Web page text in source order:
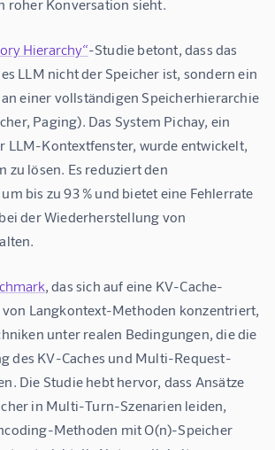
roher Konversation sieht.
Hierarchy“-Studie betont, dass das
LLM nicht der Speicher ist, sondern ein
an einer vollständigen Speicherhierarchie
Paging). Das System Pichay, ein
LLM-Kontextfenster, wurde entwickelt,
zu lösen. Es reduziert den
bis zu 93 % und bietet eine Fehlerrate
der Wiederherstellung von
, das sich auf eine KV-Cache-
Langkontext-Methoden konzentriert,
unter realen Bedingungen, die die
des KV-Caches und Multi-Request-
Die Studie hebt hervor, dass Ansätze
in Multi-Turn-Szenarien leiden,
Methoden mit O(n)-Speicher